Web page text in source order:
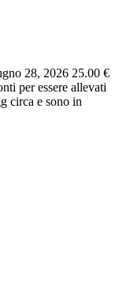
28, 2026 25.00 €
per essere allevati
circa e sono in